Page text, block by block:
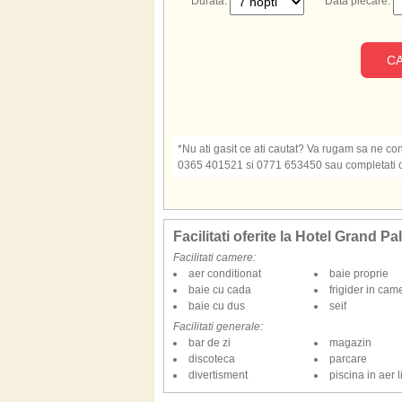
*Nu ati gasit ce ati cautat? Va rugam sa ne
0365 401521 si 0771 653450 sau completati
Facilitati oferite la Hotel Grand
Facilitati camere:
aer conditionat
baie cu cada
baie cu dus
baie proprie
frigider in
seif
Facilitati generale:
bar de zi
discoteca
divertisment
magazin
parcare
piscina in aer